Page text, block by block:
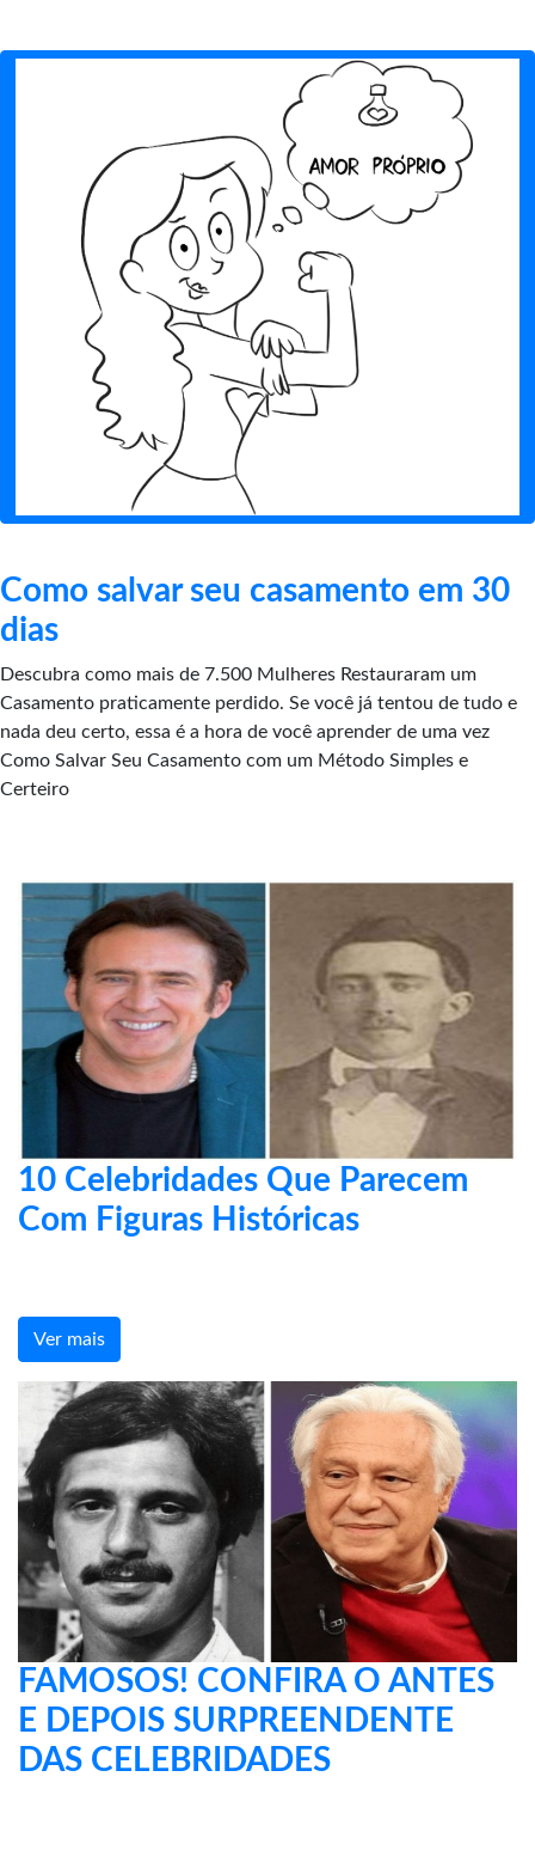
Como salvar seu casamento em 30
dias
Descubra como mais de 7.500 Mulheres Restauraram um
Casamento praticamente perdido. Se você já tentou de tudo e
nada deu certo, essa é a hora de você aprender de uma vez
Como Salvar Seu Casamento com um Método Simples e
Certeiro
10 Celebridades Que Parecem
Com Figuras Históricas
Ver mais
FAMOSOS! CONFIRA O ANTES
E DEPOIS SURPREENDENTE
DAS CELEBRIDADES